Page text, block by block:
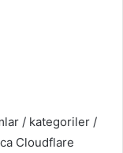
/ kategoriler /
Cloudflare